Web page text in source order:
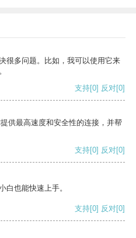
很多问题。比如，我可以使用它来
支持[0] 反对[0]
供最高速度和安全性的连接，并帮
支持[0] 反对[0]
白也能快速上手。
支持[0] 反对[0]